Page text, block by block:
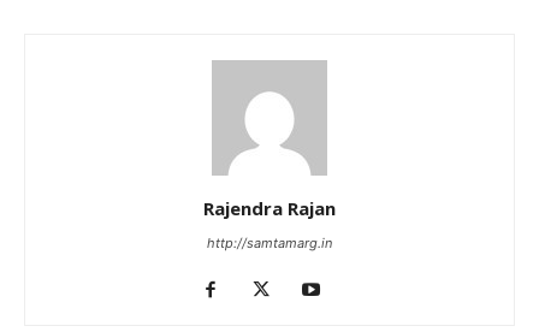
Rajendra Rajan
http://samtamarg.in